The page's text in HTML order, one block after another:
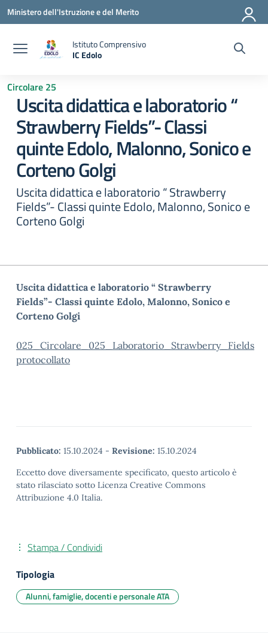
Vai ai contenuti
Vai al menu di navigazione
Vai al footer
Ministero dell'Istruzione e del Merito
Istituto Comprensivo
IC Edolo
Circolare 25
Uscita didattica e laboratorio “
Strawberry Fields”- Classi
quinte Edolo, Malonno, Sonico e
Corteno Golgi
Uscita didattica e laboratorio “ Strawberry
Fields”- Classi quinte Edolo, Malonno, Sonico e
Corteno Golgi
Uscita didattica e laboratorio “ Strawberry
Fields”- Classi quinte Edolo, Malonno, Sonico e
Corteno Golgi
025_Circolare_025_Laboratorio_Strawberry_Fields
protocollato
Pubblicato: 15.10.2024 - Revisione: 15.10.2024
Eccetto dove diversamente specificato, questo articolo è
stato rilasciato sotto Licenza Creative Commons
Attribuzione 4.0 Italia.
Stampa / Condividi
Tipologia
Alunni, famiglie, docenti e personale ATA